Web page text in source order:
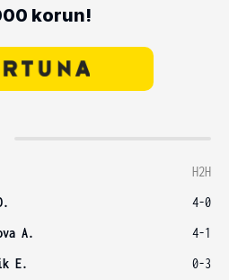
korun!
H2H
4-0
A.
4-1
E.
0-3